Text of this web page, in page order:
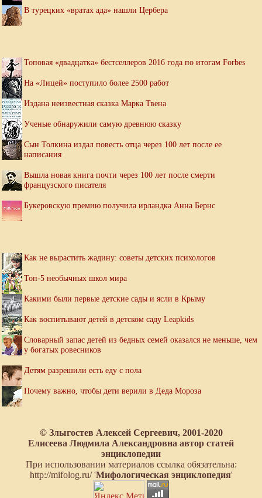
В турецких «вратах ада» нашли Цербера
Топовая «двадцатка» бестселлеров 2016 года по итогам Forbes
На «Лицей» поступило более 2500 работ
Издана неизвестная сказка Марка Твена
Ученые обнаружили самую древнюю сказку
Сын Толкина издал повесть отца через 100 лет после ее
написания
Вышла новая книга почти через 100 лет после смерти
французского писателя
Букеровскую премию получила ирландка Анна Бернс
Как не вырастить жадину: советы детских психологов
Топ-5 необычных школ мира
Какими были первые детские сады и ясли в Крыму
Как воспитывают детей в детском саду Leapkids
Словарный запас детей из бедных семей оказался не меньше, чем
у богатых ровесников
Детям разрешили есть еду с пола
Почему важно, чтобы дети верили в Деда Мороза
© Злыгостев Алексей Сергеевич, 2001-2020
Елисеева Людмила Александровна автор статей
энциклопедии
При использовании материалов ссылка обязательна:
http://mifolog.ru/ 'Мифологическая энциклопедия'